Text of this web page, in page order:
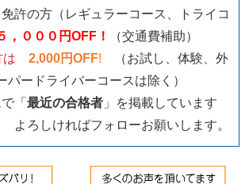
許の方（レギュラーコース、トライコ
，０００円OFF！
（交通費補助）
は 2,000円OFF!
（お試し、体験、外
パードライバーコースは除く）
「最近の合格者 」を掲載しています
ろしければフォローお願いします。